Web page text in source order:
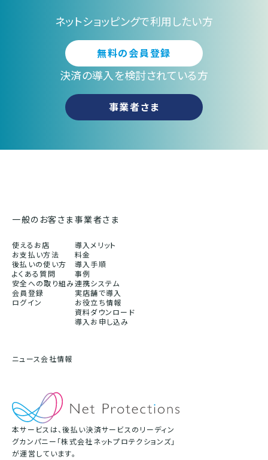
ネットショッピングで利用したい方
無料の会員登録
決済の導入を検討されている方
事業者さま
一般のお客さま
使えるお店
お支払い方法
後払いの使い方
よくある質問
安全への取り組み
会員登録
ログイン
事業者さま
導入メリット
料金
導入手順
事例
連携システム
実店舗で導入
お役立ち情報
資料ダウンロード
導入お申し込み
ニュース会社情報
本サービスは、後払い決済サービスのリーディン
グカンパニー「株式会社ネットプロテクションズ」
が運営しています。